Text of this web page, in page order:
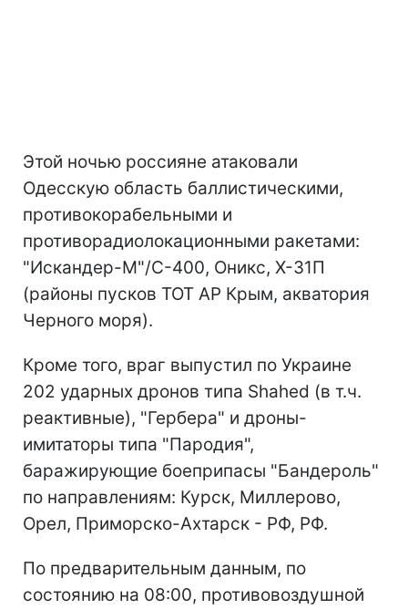
Этой ночью россияне атаковали
Одесскую область баллистическими,
противокорабельными и
противорадиолокационными ракетами:
"Искандер-М"/С-400, Оникс, Х-31П
(районы пусков ТОТ АР Крым, акватория
Черного моря).
Кроме того, враг выпустил по Украине
202 ударных дронов типа Shahed (в т.ч.
реактивные), "Гербера" и дроны-
имитаторы типа "Пародия",
баражирующие боеприпасы "Бандероль"
по направлениям: Курск, Миллерово,
Орел, Приморско-Ахтарск - РФ, РФ.
По предварительным данным, по
состоянию на 08:00, противовоздушной